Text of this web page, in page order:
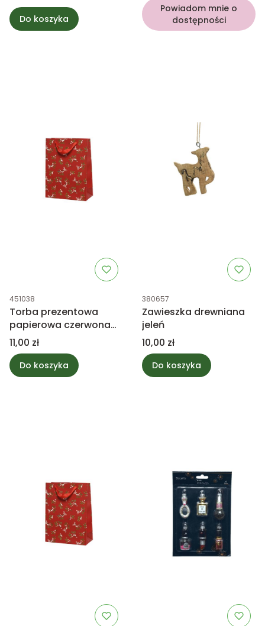
Do koszyka
Powiadom mnie o
dostępności
Kod produktu
451038
Torba prezentowa
papierowa czerwona
świąteczna L
Cena
11,00 zł
Do koszyka
Kod produktu
380657
Zawieszka drewniana
jeleń
Cena
10,00 zł
Do koszyka